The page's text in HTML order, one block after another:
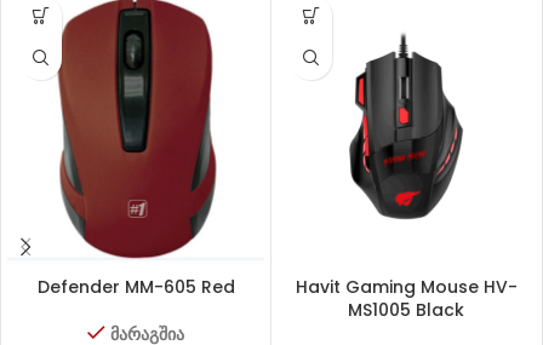
Defender MM-605 Red
მარაგშია
Havit Gaming Mouse HV-
MS1005 Black